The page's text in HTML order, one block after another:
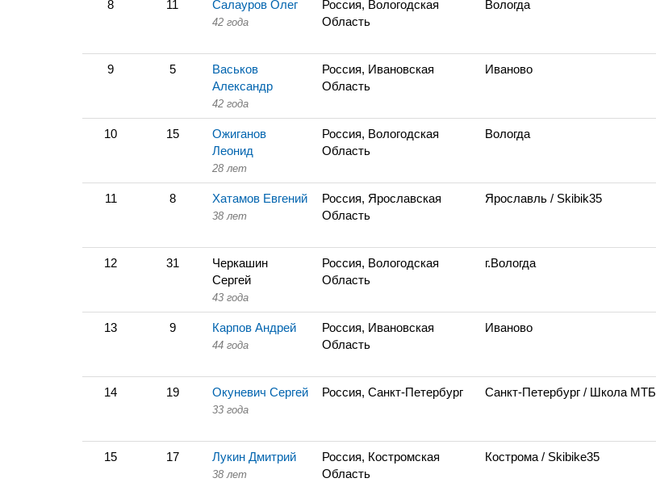
8 11 Салауров Олег
42 года
Россия, Вологодская
Область
Вологда
9 5
Васьков
Александр
42 года
Россия, Ивановская
Область
Иваново
10 15
Ожиганов
Леонид
28 лет
Россия, Вологодская
Область
Вологда
11 8 Хатамов Евгений
38 лет
Россия, Ярославская
Область
Ярославль / Skibik35
12 31
Черкашин
Сергей
43 года
Россия, Вологодская
Область
г.Вологда
13 9 Карпов Андрей
44 года
Россия, Ивановская
Область
Иваново
14 19 Окуневич Сергей
33 года
Россия, Санкт-Петербург Санкт-Петербург / Школа МТБ
15 17 Лукин Дмитрий
38 лет
Россия, Костромская
Область
Кострома / Skibike35